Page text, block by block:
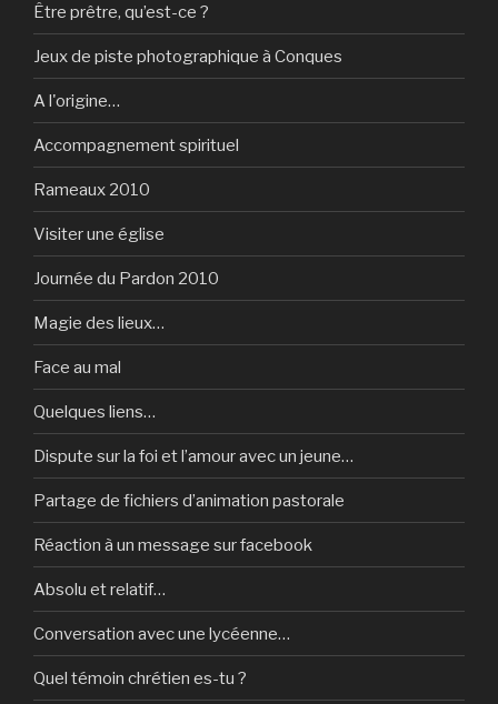
Être prêtre, qu’est-ce ?
Jeux de piste photographique à Conques
A l'origine…
Accompagnement spirituel
Rameaux 2010
Visiter une église
Journée du Pardon 2010
Magie des lieux…
Face au mal
Quelques liens…
Dispute sur la foi et l’amour avec un jeune…
Partage de fichiers d’animation pastorale
Réaction à un message sur facebook
Absolu et relatif…
Conversation avec une lycéenne…
Quel témoin chrétien es-tu ?